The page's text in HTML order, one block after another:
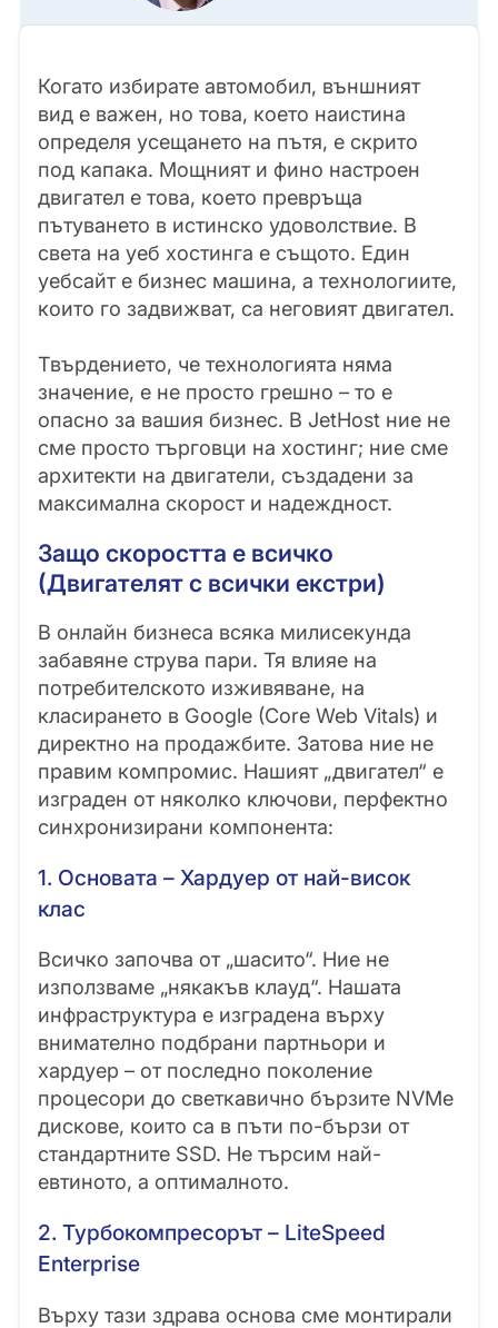
Когато избирате автомобил, външният
вид е важен, но това, което наистина
определя усещането на пътя, е скрито
под капака. Мощният и фино настроен
двигател е това, което превръща
пътуването в истинско удоволствие. В
света на уеб хостинга е същото. Един
уебсайт е бизнес машина, а технологиите,
които го задвижват, са неговият двигател.
Твърдението, че технологията няма
значение, е не просто грешно – то е
опасно за вашия бизнес. В JetHost ние не
сме просто търговци на хостинг; ние сме
архитекти на двигатели, създадени за
максимална скорост и надеждност.
Защо скоростта е всичко
(Двигателят с всички екстри)
В онлайн бизнеса всяка милисекунда
забавяне струва пари. Тя влияе на
потребителското изживяване, на
класирането в Google (Core Web Vitals) и
директно на продажбите. Затова ние не
правим компромис. Нашият „двигател“ е
изграден от няколко ключови, перфектно
синхронизирани компонента:
1. Основата – Хардуер от най-висок
клас
Всичко започва от „шасито“. Ние не
използваме „някакъв клауд“. Нашата
инфраструктура е изградена върху
внимателно подбрани партньори и
хардуер – от последно поколение
процесори до светкавично бързите NVMe
дискове, които са в пъти по-бързи от
стандартните SSD. Не търсим най-
евтиното, а оптималното.
2. Турбокомпресорът – LiteSpeed
Enterprise
Върху тази здрава основа сме монтирали